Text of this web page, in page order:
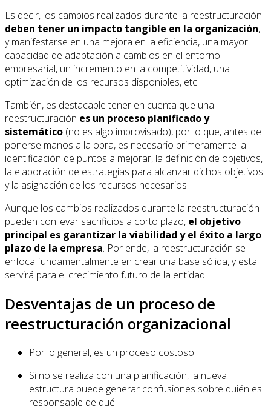
Es decir, los cambios realizados durante la reestructuración
deben tener un impacto tangible en la organización,
y manifestarse en una mejora en la eficiencia, una mayor
capacidad de adaptación a cambios en el entorno
empresarial, un incremento en la competitividad, una
optimización de los recursos disponibles, etc.
También, es destacable tener en cuenta que una
reestructuración es un proceso planificado y
sistemático (no es algo improvisado), por lo que, antes de
ponerse manos a la obra, es necesario primeramente la
identificación de puntos a mejorar, la definición de objetivos,
la elaboración de estrategias para alcanzar dichos objetivos
y la asignación de los recursos necesarios.
Aunque los cambios realizados durante la reestructuración
pueden conllevar sacrificios a corto plazo, el objetivo
principal es garantizar la viabilidad y el éxito a largo
plazo de la empresa. Por ende, la reestructuración se
enfoca fundamentalmente en crear una base sólida, y esta
servirá para el crecimiento futuro de la entidad.
Desventajas de un proceso de
reestructuración organizacional
Por lo general, es un proceso costoso.
Si no se realiza con una planificación, la nueva
estructura puede generar confusiones sobre quién es
responsable de qué.